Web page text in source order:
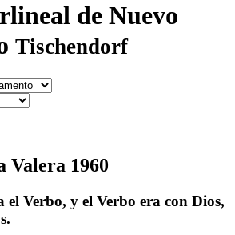
de Nuevo
Tischendorf
Valera 1960
Verbo, y el Verbo era con Dios,